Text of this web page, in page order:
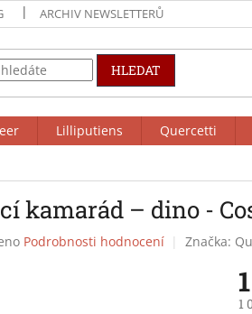
ARCHIV NEWSLETTERŮ
HLEDAT
Lilliputiens Quercetti
kamarád – dino -
Podrobnosti hodnocení Značka:
1